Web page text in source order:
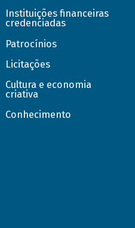
Instituições financeiras
credenciadas
Patrocínios
Licitações
Cultura e economia
criativa
Conhecimento